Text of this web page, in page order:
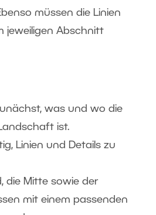
müssen die Linien
jeweiligen Abschnitt
was und wo die
ist.
Linien und Details zu
die Mitte sowie der
mit einem passenden